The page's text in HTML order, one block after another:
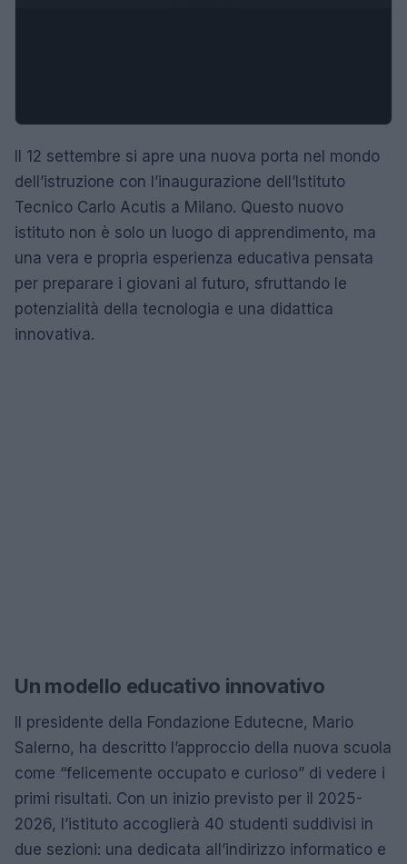
Il 12 settembre si apre una nuova porta nel mondo
dell’istruzione con l’inaugurazione dell’Istituto
Tecnico Carlo Acutis a Milano. Questo nuovo
istituto non è solo un luogo di apprendimento, ma
una vera e propria esperienza educativa pensata
per preparare i giovani al futuro, sfruttando le
potenzialità della tecnologia e una didattica
innovativa.
Un modello educativo innovativo
Il presidente della Fondazione Edutecne, Mario
Salerno, ha descritto l’approccio della nuova scuola
come “felicemente occupato e curioso” di vedere i
primi risultati. Con un inizio previsto per il 2025-
2026, l’istituto accoglierà 40 studenti suddivisi in
due sezioni: una dedicata all’indirizzo informatico e